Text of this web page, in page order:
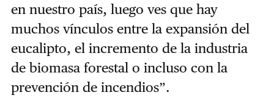
en nuestro país, luego ves que hay
muchos vínculos entre la expansión del
eucalipto, el incremento de la industria
de biomasa forestal o incluso con la
prevención de incendios”.